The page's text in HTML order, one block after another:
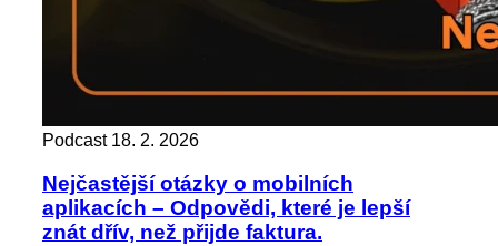
Podcast 18. 2. 2026
Nejčastější otázky o mobilních
aplikacích – Odpovědi, které je lepší
znát dřív, než přijde faktura.